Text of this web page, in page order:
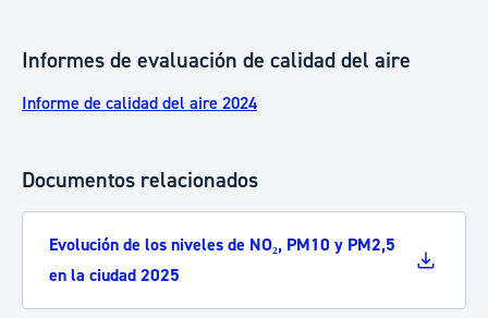
Informes de evaluación de calidad del aire
Informe de calidad del aire 2024
Documentos relacionados
Evolución de los niveles de NO₂, PM10 y PM2,5
en la ciudad 2025